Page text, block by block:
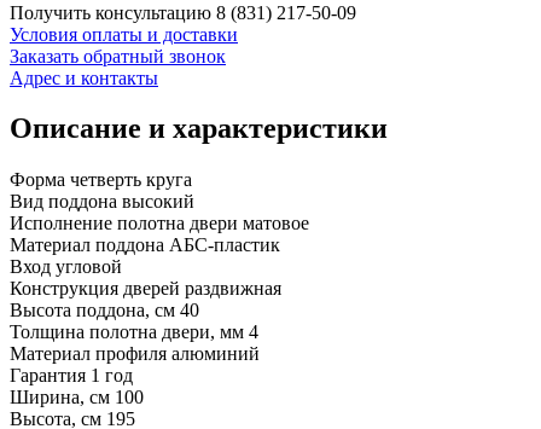
Получить консультацию 8 (831) 217-50-09
Условия оплаты и доставки
Заказать обратный звонок
Адрес и контакты
Описание и характеристики
Форма четверть круга
Вид поддона высокий
Исполнение полотна двери матовое
Материал поддона АБС-пластик
Вход угловой
Конструкция дверей раздвижная
Высота поддона, см 40
Толщина полотна двери, мм 4
Материал профиля алюминий
Гарантия 1 год
Ширина, см 100
Высота, см 195